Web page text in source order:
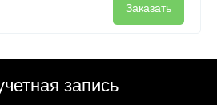
Заказать
запись